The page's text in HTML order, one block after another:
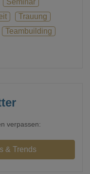
Trauung
Teambuilding
verpassen: